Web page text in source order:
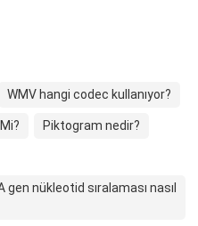
WMV hangi codec kullanıyor?
Piktogram nedir?
nükleotid sıralaması nasıl